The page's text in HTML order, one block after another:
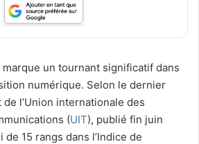
un tournant significatif dans
numérique. Selon le dernier
de l’Union internationale des
(UIT), publié fin juin
15 rangs dans l’Indice de